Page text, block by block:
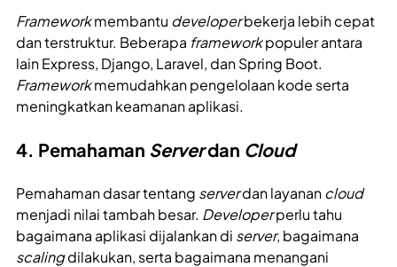
Frameworkmembantu developerbekerja lebih cepat
dan terstruktur. Beberapa frameworkpopuler antara
lain Express, Django, Laravel, dan Spring Boot.
Frameworkmemudahkan pengelolaan kode serta
meningkatkan keamanan aplikasi.
4. Pemahaman Serverdan Cloud
Pemahaman dasar tentang serverdan layanancloud
menjadi nilai tambah besar. Developerperlu tahu
bagaimana aplikasi dijalankan di server, bagaimana
scalingdilakukan, serta bagaimana menangani